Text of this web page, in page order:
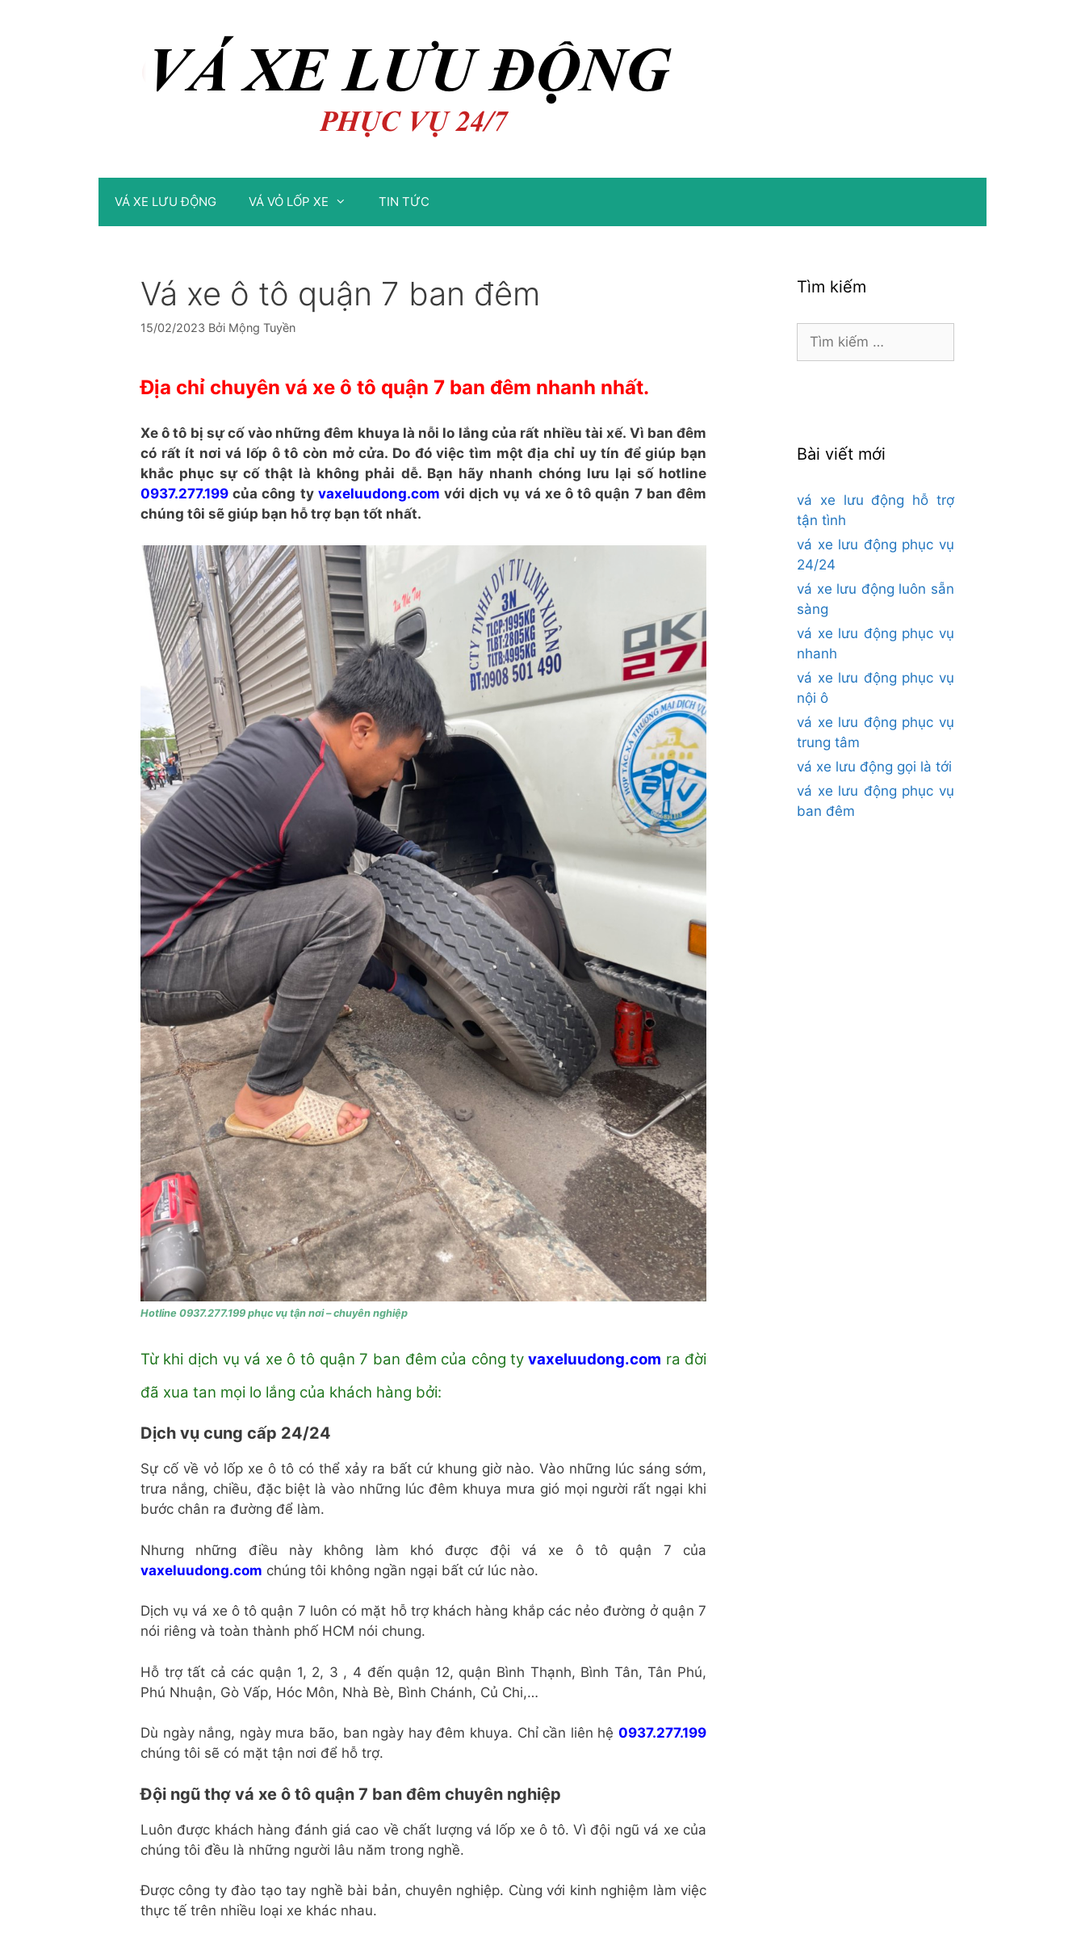
VÁ XE LƯU ĐỘNG VÁ VỎ LỐP XE TIN TỨC
Vá xe ô tô quận 7 ban đêm
15/02/2023 Bởi Mộng Tuyền
Địa chỉ chuyên vá xe ô tô quận 7 ban đêm nhanh nhất.
Xe ô tô bị sự cố vào những đêm khuya là nỗi lo lắng của rất nhiều tài xế. Vì ban đêm
có rất ít nơi vá lốp ô tô còn mở cửa. Do đó việc tìm một địa chỉ uy tín để giúp bạn
khắc phục sự cố thật là không phải dễ. Bạn hãy nhanh chóng lưu lại số hotline
0937.277.199của công ty vaxeluudong.com với dịch vụ vá xe ô tô quận 7 ban đêm
chúng tôi sẽ giúp bạn hỗ trợ bạn tốt nhất.
Hotline 0937.277.199 phục vụ tận nơi – chuyên nghiệp
Từ khi dịch vụ vá xe ô tô quận 7 ban đêm của công ty vaxeluudong.com ra đời
đã xua tan mọi lo lắng của khách hàng bởi:
Dịch vụ cung cấp 24/24
Sự cố về vỏ lốp xe ô tô có thể xảy ra bất cứ khung giờ nào. Vào những lúc sáng sớm,
trưa nắng, chiều, đặc biệt là vào những lúc đêm khuya mưa gió mọi người rất ngại khi
bước chân ra đường để làm.
Nhưng những điều này không làm khó được đội vá xe ô tô quận 7 của
vaxeluudong.com chúng tôi không ngần ngại bất cứ lúc nào.
Dịch vụ vá xe ô tô quận 7 luôn có mặt hỗ trợ khách hàng khắp các nẻo đường ở quận 7
nói riêng và toàn thành phố HCM nói chung.
Hỗ trợ tất cả các quận 1, 2, 3 , 4 đến quận 12, quận Bình Thạnh, Bình Tân, Tân Phú,
Phú Nhuận, Gò Vấp, Hóc Môn, Nhà Bè, Bình Chánh, Củ Chi,…
Dù ngày nắng, ngày mưa bão, ban ngày hay đêm khuya. Chỉ cần liên hệ0937.277.199
chúng tôi sẽ có mặt tận nơi để hỗ trợ.
Đội ngũ thợ vá xe ô tô quận 7 ban đêm chuyên nghiệp
Luôn được khách hàng đánh giá cao về chất lượng vá lốp xe ô tô. Vì đội ngũ vá xe của
chúng tôi đều là những người lâu năm trong nghề.
Được công ty đào tạo tay nghề bài bản, chuyên nghiệp. Cùng với kinh nghiệm làm việc
thực tế trên nhiều loại xe khác nhau.
Tìm kiếm
Tìm
Bài viết mới
vá xe lưu động hỗ trợ
tận tình
vá xe lưu động phục vụ
24/24
vá xe lưu động luôn sẵn
sàng
vá xe lưu động phục vụ
nhanh
vá xe lưu động phục vụ
nội ô
vá xe lưu động phục vụ
trung tâm
vá xe lưu động gọi là tới
vá xe lưu động phục vụ
ban đêm